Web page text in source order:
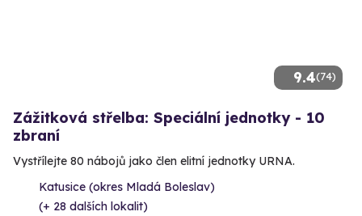
9.4(74)
Zážitková střelba: Speciální jednotky - 10
zbraní
Vystřílejte 80 nábojů jako člen elitní jednotky URNA.
Katusice (okres Mladá Boleslav)
(+ 28 dalších lokalit)